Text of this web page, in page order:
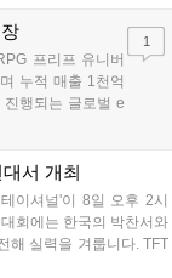
프리프 유니버
누적 매출 1천억
행되는 글로벌 e
용자가 동일한 조
는 성과를 냈습니
러 규모의 제4회
드커넥트는 이를
방침입니다....
1
서 개최
이셔널'이 8일 오후 2시
회에는 한국의 박찬서와
해 실력을 겨룹니다. TFT
대회 구조를 가지며, 누